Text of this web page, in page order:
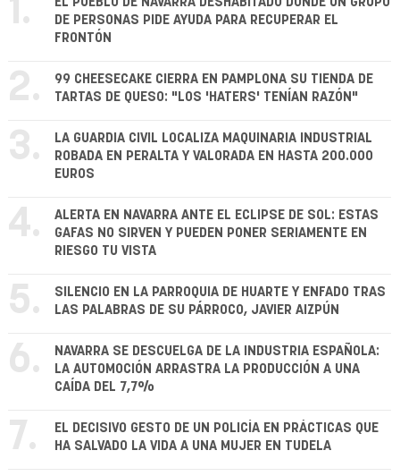
1.
DE PERSONAS PIDE AYUDA PARA RECUPERAR EL
FRONTÓN
2.
99 CHEESECAKE CIERRA EN PAMPLONA SU TIENDA DE
TARTAS DE QUESO: "LOS 'HATERS' TENÍAN RAZÓN"
3.
LA GUARDIA CIVIL LOCALIZA MAQUINARIA INDUSTRIAL
ROBADA EN PERALTA Y VALORADA EN HASTA 200.000
EUROS
4.
ALERTA EN NAVARRA ANTE EL ECLIPSE DE SOL: ESTAS
GAFAS NO SIRVEN Y PUEDEN PONER SERIAMENTE EN
RIESGO TU VISTA
5.
SILENCIO EN LA PARROQUIA DE HUARTE Y ENFADO TRAS
LAS PALABRAS DE SU PÁRROCO, JAVIER AIZPÚN
6.
NAVARRA SE DESCUELGA DE LA INDUSTRIA ESPAÑOLA:
LA AUTOMOCIÓN ARRASTRA LA PRODUCCIÓN A UNA
CAÍDA DEL 7,7%
7.
EL DECISIVO GESTO DE UN POLICÍA EN PRÁCTICAS QUE
HA SALVADO LA VIDA A UNA MUJER EN TUDELA